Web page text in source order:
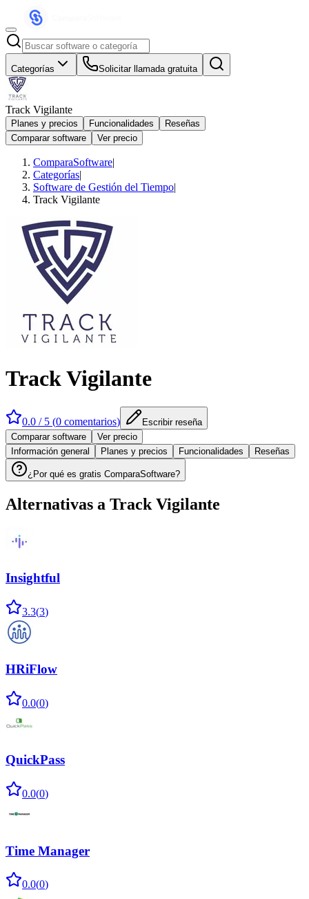
Categorías Solicitar llamada gratuita
Track Vigilante
Planes y precios Funcionalidades
Reseñas
Comparar software
Ver precio
ComparaSoftware|
Categorías|
Software de Gestión del Tiempo|
Track Vigilante
Track Vigilante
0.0 / 5 (0 comentarios)
Escribir reseña
Comparar software
Ver precio
Información general
Planes y precios Funcionalidades Reseñas
¿Por qué es gratis ComparaSoftware?
Alternativas a Track Vigilante
Insightful
3.3(3)
HRiFlow
0.0(0)
QuickPass
0.0(0)
Time Manager
0.0(0)